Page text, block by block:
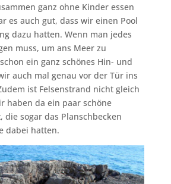
ganz ohne Kinder essen
es auch gut, dass wir einen Pool
dazu hatten. Wenn man jedes
muss, um ans Meer zu
ein ganz schönes Hin- und
auch mal genau vor der Tür ins
ist Felsenstrand nicht gleich
haben da ein paar schöne
die sogar das Planschbecken
dabei hatten.